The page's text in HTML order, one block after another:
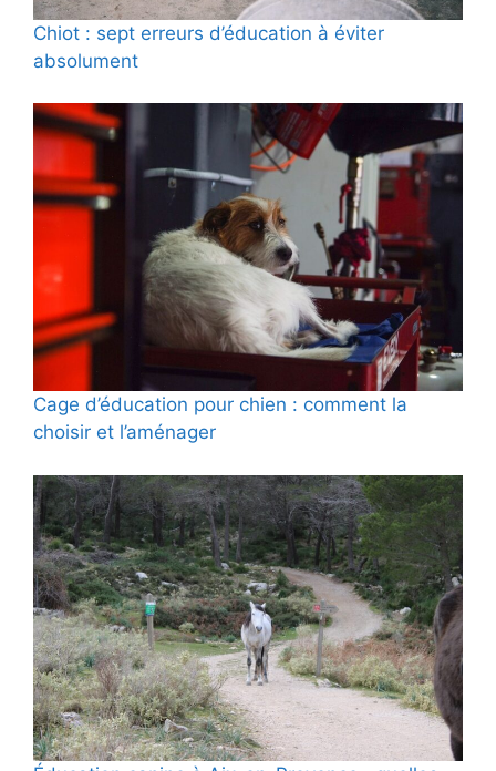
Chiot : sept erreurs d’éducation à éviter
absolument
Cage d’éducation pour chien : comment la
choisir et l’aménager